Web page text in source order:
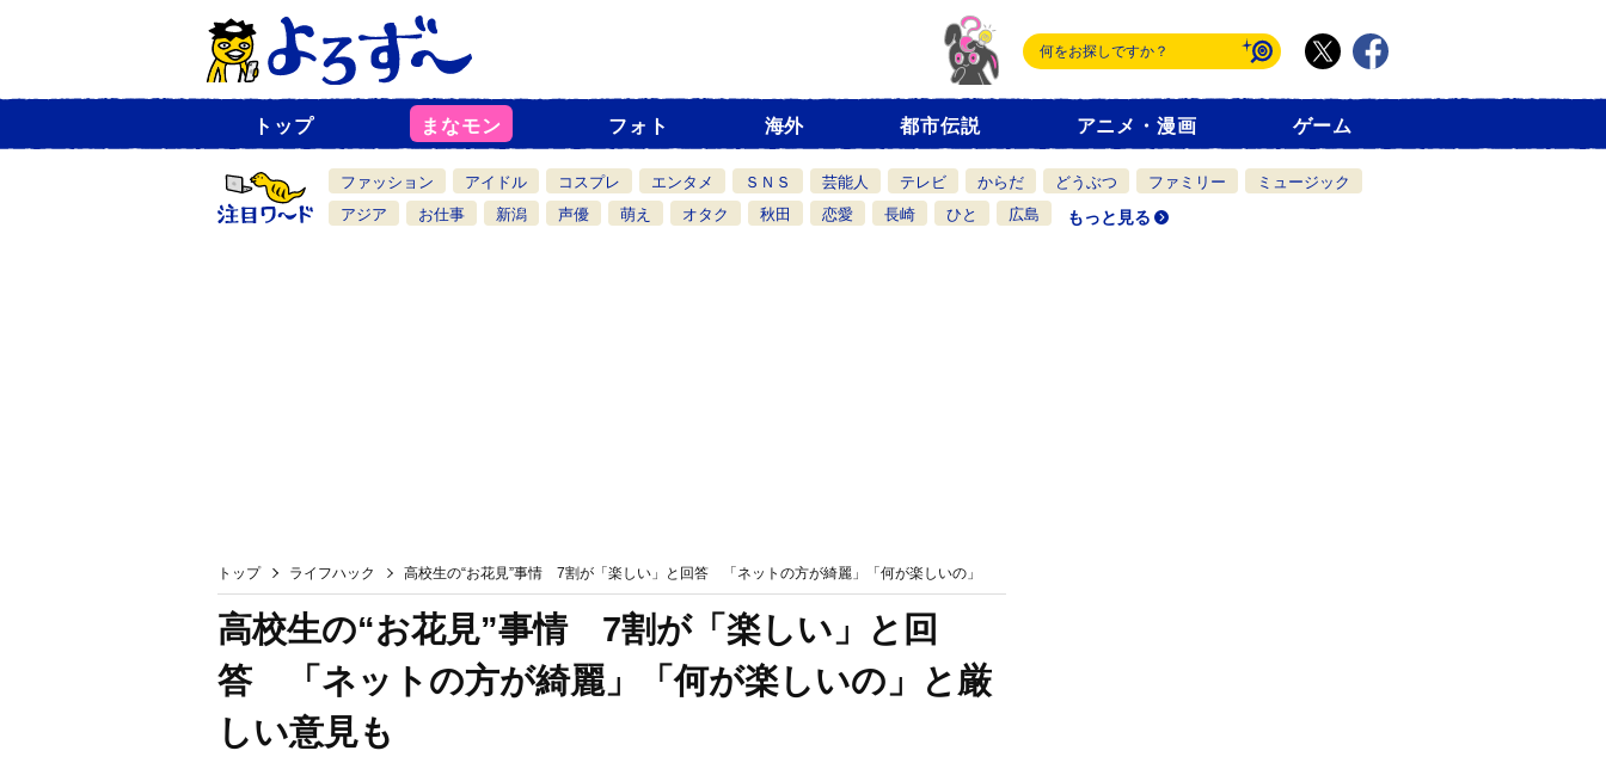
ュ
一
覧
トップ まなモン フォト 海外 都市伝説 アニメ・漫画 ゲーム
ファッション アイドル コスプレ エンタメ ＳＮＳ 芸能人 テレビ からだ どうぶつ ファミリー
ミュージック
アジア
お仕事 新潟 声優 萌え オタク 秋田 恋愛 長崎 ひと 広島 もっと見る
トップ ライフハック 高校生の“お花見”事情 7割が「楽しい」と回答 「ネットの方が綺麗」「何が楽しいの」
高校生の“お花見”事情 7割が「楽しい」と回
答 「ネットの方が綺麗」「何が楽しいの」と厳
しい意見も